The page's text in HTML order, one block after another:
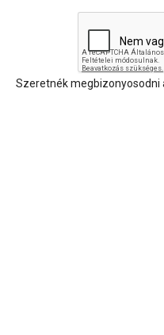
Szeretnék megbizonyosodni